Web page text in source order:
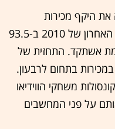
היקף מכירות
המחשבים האישיים בעולם ברבעון האחרון של 2010 ב-93.5
עלייה של 3.1% לעומת אשתקד. התחזית של
גרטנר דיברה על עלייה של 4.8% במכירות בתחום לרבעון.
משחקי הווידיאו
על פני המחשבים